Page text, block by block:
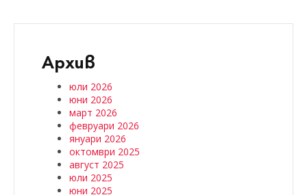
Архив
юли 2026
юни 2026
март 2026
февруари 2026
януари 2026
октомври 2025
август 2025
юли 2025
юни 2025